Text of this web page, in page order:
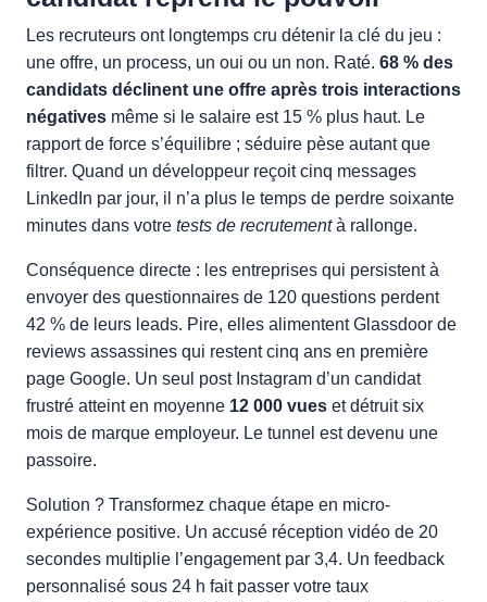
Les recruteurs ont longtemps cru détenir la clé du jeu :
une offre, un process, un oui ou un non. Raté. 68 % des
candidats déclinent une offre après trois interactions
négatives même si le salaire est 15 % plus haut. Le
rapport de force s’équilibre ; séduire pèse autant que
filtrer. Quand un développeur reçoit cinq messages
LinkedIn par jour, il n’a plus le temps de perdre soixante
minutes dans votre tests de recrutementà rallonge.
Conséquence directe : les entreprises qui persistent à
envoyer des questionnaires de 120 questions perdent
42 % de leurs leads. Pire, elles alimentent Glassdoor de
reviews assassines qui restent cinq ans en première
page Google. Un seul post Instagram d’un candidat
frustré atteint en moyenne 12 000 vues et détruit six
mois de marque employeur. Le tunnel est devenu une
passoire.
Solution ? Transformez chaque étape en micro-
expérience positive. Un accusé réception vidéo de 20
secondes multiplie l’engagement par 3,4. Un feedback
personnalisé sous 24 h fait passer votre taux